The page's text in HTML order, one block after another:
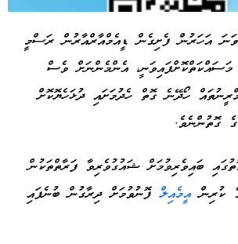
Advertisement
ދިރާގުން ބުނީ، 2018 ވަނަ އަހަރުން ފެށިގެން ޑީއެމްއާރްއާރުން ރަސްމީ
އެންމެންނަށް ވެސް
ހޯދޭނެ ގޮތް ހެދުމަށައި ދުޅަހެޔޮކޮށް
ގޮތުންނެވެ.
ބައިވެރިވުމަށް ޝައުގުވެރިވާ ފަރާތްތަކުން
ކުރިން އީމެއިލްފޮނުވުމަށް ދިރާގުން ބުނެފައި